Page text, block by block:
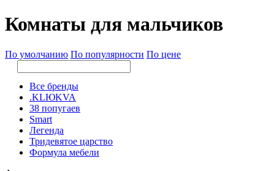
Комнаты для мальчиков
По умолчанию По популярности По цене
Все бренды
.KLЮKVA
38 попугаев
Smart
Легенда
Тридевятое царство
Формула мебели